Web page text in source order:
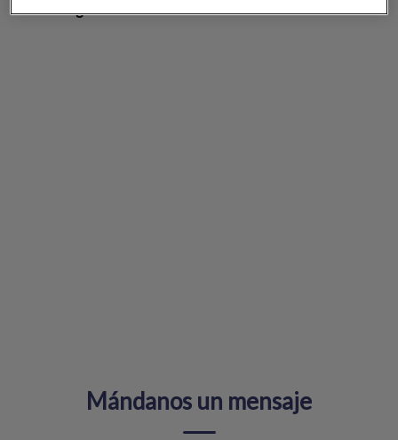
Domingo
Abierto 365 días 24 horas
Mándanos un mensaje